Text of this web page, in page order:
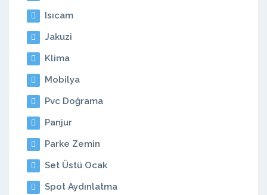
Isıcam
Jakuzi
Klima
Mobilya
Pvc Doğrama
Panjur
Parke Zemin
Set Üstü Ocak
Spot Aydınlatma